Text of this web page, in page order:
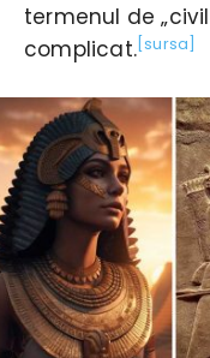
termenul de
complicat. [sursa]